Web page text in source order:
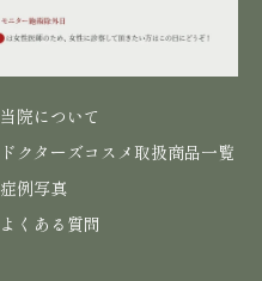
当院について
ドクターズコスメ取扱商品一覧
症例写真
よくある質問